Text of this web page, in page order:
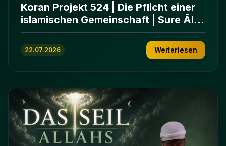
Koran Projekt 524 | Die Pflicht einer
islamischen Gemeinschaft | Sure Āl
ʿImrān 103-112
22.07.2026 Weiterlesen